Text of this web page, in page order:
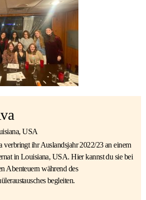
USA
verbringt ihr Auslandsjahr 2022/23 an einem
in Louisiana, USA. Hier kannst du sie bei
Abenteuern während des
begleiten.